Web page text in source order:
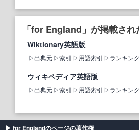
「for England」が掲載され
Wiktionary英語版
出典元 索引 用語索引 ランキン
ウィキペディア英語版
出典元 索引 用語索引 ランキン
for Englandのページの著作権